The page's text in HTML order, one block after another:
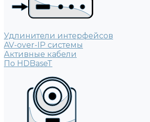
Удлинители интерфейсов
AV-over-IP системы
Активные кабели
По HDBaseT